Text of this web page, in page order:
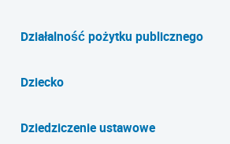
Działalność pożytku publicznego
Dziecko
Dziedziczenie ustawowe